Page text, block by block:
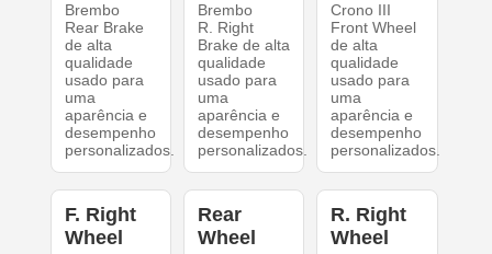
Brembo
Rear Brake
de alta
qualidade
usado para
uma
aparência e
desempenho
personalizados.
Brembo
R. Right
Brake de alta
qualidade
usado para
uma
aparência e
desempenho
personalizados.
Crono III
Front Wheel
de alta
qualidade
usado para
uma
aparência e
desempenho
personalizados.
F. Right
Wheel
Rear
Wheel
R. Right
Wheel